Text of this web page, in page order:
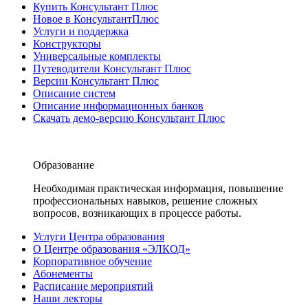
Купить Консультант Плюс
Новое в КонсультантПлюс
Услуги и поддержка
Конструкторы
Универсальные комплекты
Путеводители Консультант Плюс
Версии Консультант Плюс
Описание систем
Описание информационных банков
Скачать демо-версию Консультант Плюс
Образование
Необходимая практическая информация, повышение
профессиональных навыков, решение сложных
вопросов, возникающих в процессе работы.
Услуги Центра образования
О Центре образования «ЭЛКОД»
Корпоративное обучение
Абонементы
Расписание мероприятий
Наши лекторы